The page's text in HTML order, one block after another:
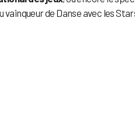
de Danse avec les